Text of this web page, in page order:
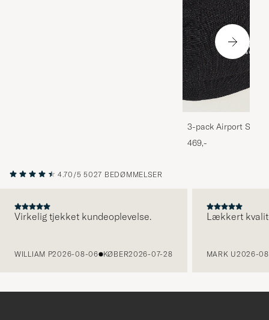
3-pack Airport
Melange
469,-
4.70/5 5027 BEDØMMELSER
Virkelig tjekket kundeoplevelse.
WILLIAM P2026-08-06 KØBER2026-07-28
Lækkert
MARK U2026-